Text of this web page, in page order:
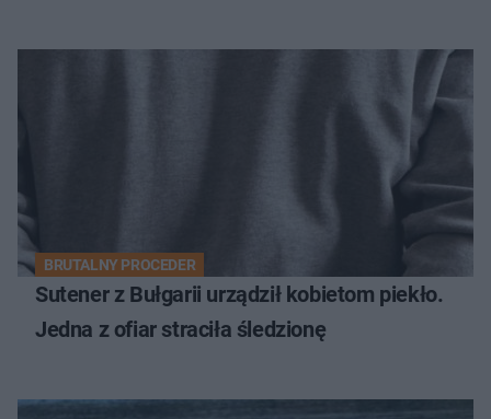
BRUTALNY PROCEDER
Sutener z Bułgarii urządził kobietom piekło.
Jedna z ofiar straciła śledzionę